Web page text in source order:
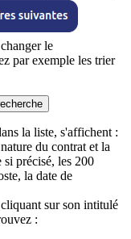
le
par exemple les trier
la liste, s'affichent :
du contrat et la
précisé, les 200
la date de
sur son intitulé
: